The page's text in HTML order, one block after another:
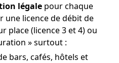
légale pour chaque
une licence de débit de
place (licence 3 et 4) ou
» surtout :
bars, cafés, hôtels et